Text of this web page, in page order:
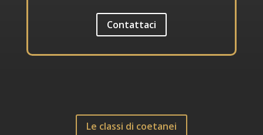
Contattaci
Le classi di coetanei